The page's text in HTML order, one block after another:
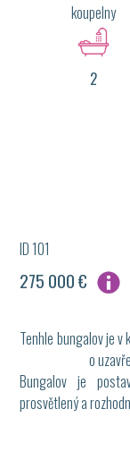
koupelny
2
ID 101
275 000 €
Tenhle bungalov je v
o
Bungalov je
prosvětlený a